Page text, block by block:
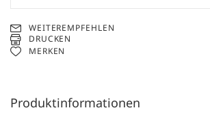
WEITEREMPFEHLEN
DRUCKEN
MERKEN
Produktinformationen